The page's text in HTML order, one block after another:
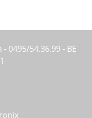
0495/54.36.99 - BE